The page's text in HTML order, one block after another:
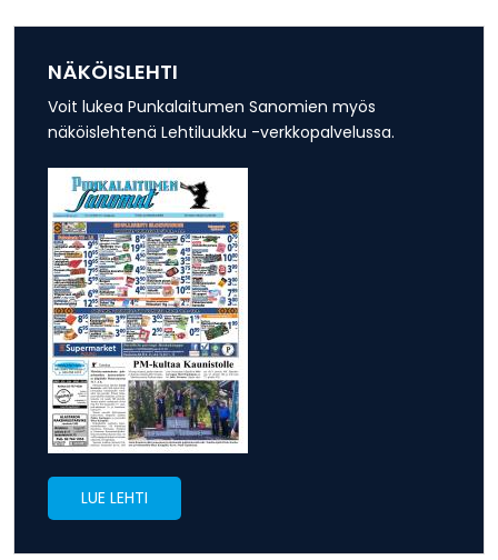
NÄKÖISLEHTI
Voit lukea Punkalaitumen Sanomien myös
näköislehtenä Lehtiluukku -verkkopalvelussa.
LUE LEHTI